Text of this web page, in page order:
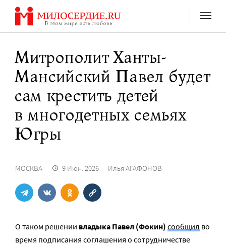
Перейти
содержанию
Митрополит Ханты-
Мансийский Павел будет
сам крестить детей
в многодетных семьях
Югры
МОСКВА 9 Июн. 2026 Илья АГАФОНОВ
О таком решении владыка Павел (Фокин) сообщил во
время подписания соглашения о сотрудничестве